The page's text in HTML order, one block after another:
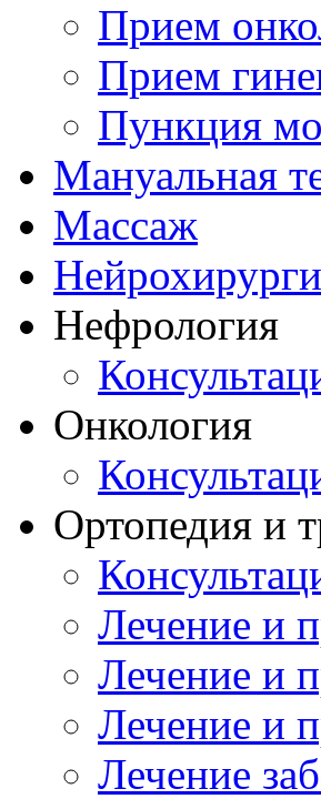
Прием
Прием
Пункция
Мануальная
Массаж
Нефрология
Онкология
Ортопедия и
Лечение и
Лечение и
Лечение и
Лечение